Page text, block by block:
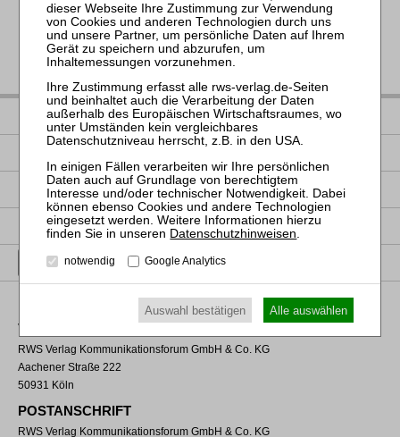
IMPRESSUM
NUTZUNGSBESTIMMUNGEN/AGB
PRODUKTSICHERHEIT (GPSR)
VERTRAG WIDERRUFEN
VERLAGSADRESSE
RWS Verlag Kommunikationsforum GmbH & Co. KG
Aachener Straße 222
50931 Köln
POSTANSCHRIFT
RWS Verlag Kommunikationsforum GmbH & Co. KG
Datenschutzhinweisen
notwendig Google Analytics
Auswahl bestätigen Alle auswählen